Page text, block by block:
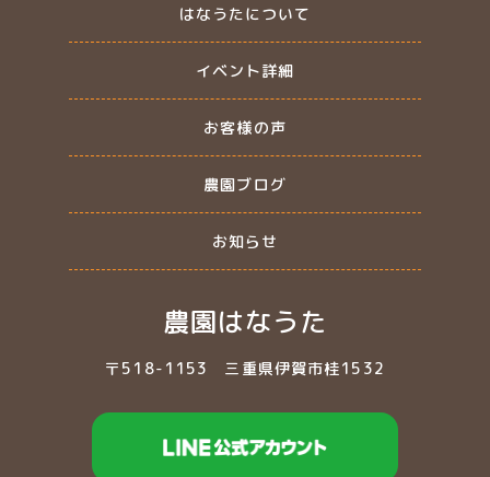
はなうたについて
イベント詳細
お客様の声
農園ブログ
お知らせ
農園はなうた
〒518-1153 三重県伊賀市桂1532